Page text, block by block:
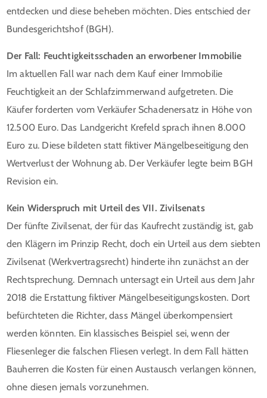
entdecken und diese beheben möchten. Dies entschied der
Bundesgerichtshof (BGH).
Der Fall: Feuchtigkeitsschaden an erworbener Immobilie
Im aktuellen Fall war nach dem Kauf einer Immobilie
Feuchtigkeit an der Schlafzimmerwand aufgetreten. Die
Käufer forderten vom Verkäufer Schadenersatz in Höhe von
12.500 Euro. Das Landgericht Krefeld sprach ihnen 8.000
Euro zu. Diese bildeten statt fiktiver Mängelbeseitigung den
Wertverlust der Wohnung ab. Der Verkäufer legte beim BGH
Revision ein.
Kein Widerspruch mit Urteil des VII. Zivilsenats
Der fünfte Zivilsenat, der für das Kaufrecht zuständig ist, gab
den Klägern im Prinzip Recht, doch ein Urteil aus dem siebten
Zivilsenat (Werkvertragsrecht) hinderte ihn zunächst an der
Rechtsprechung. Demnach untersagt ein Urteil aus dem Jahr
2018 die Erstattung fiktiver Mängelbeseitigungskosten. Dort
befürchteten die Richter, dass Mängel überkompensiert
werden könnten. Ein klassisches Beispiel sei, wenn der
Fliesenleger die falschen Fliesen verlegt. In dem Fall hätten
Bauherren die Kosten für einen Austausch verlangen können,
ohne diesen jemals vorzunehmen.